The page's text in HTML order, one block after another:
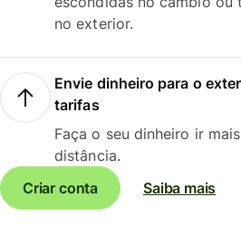
no exterior.
Envie dinheiro para o
tarifas
Faça o seu dinheiro ir
distância.
Criar conta
Saiba mais